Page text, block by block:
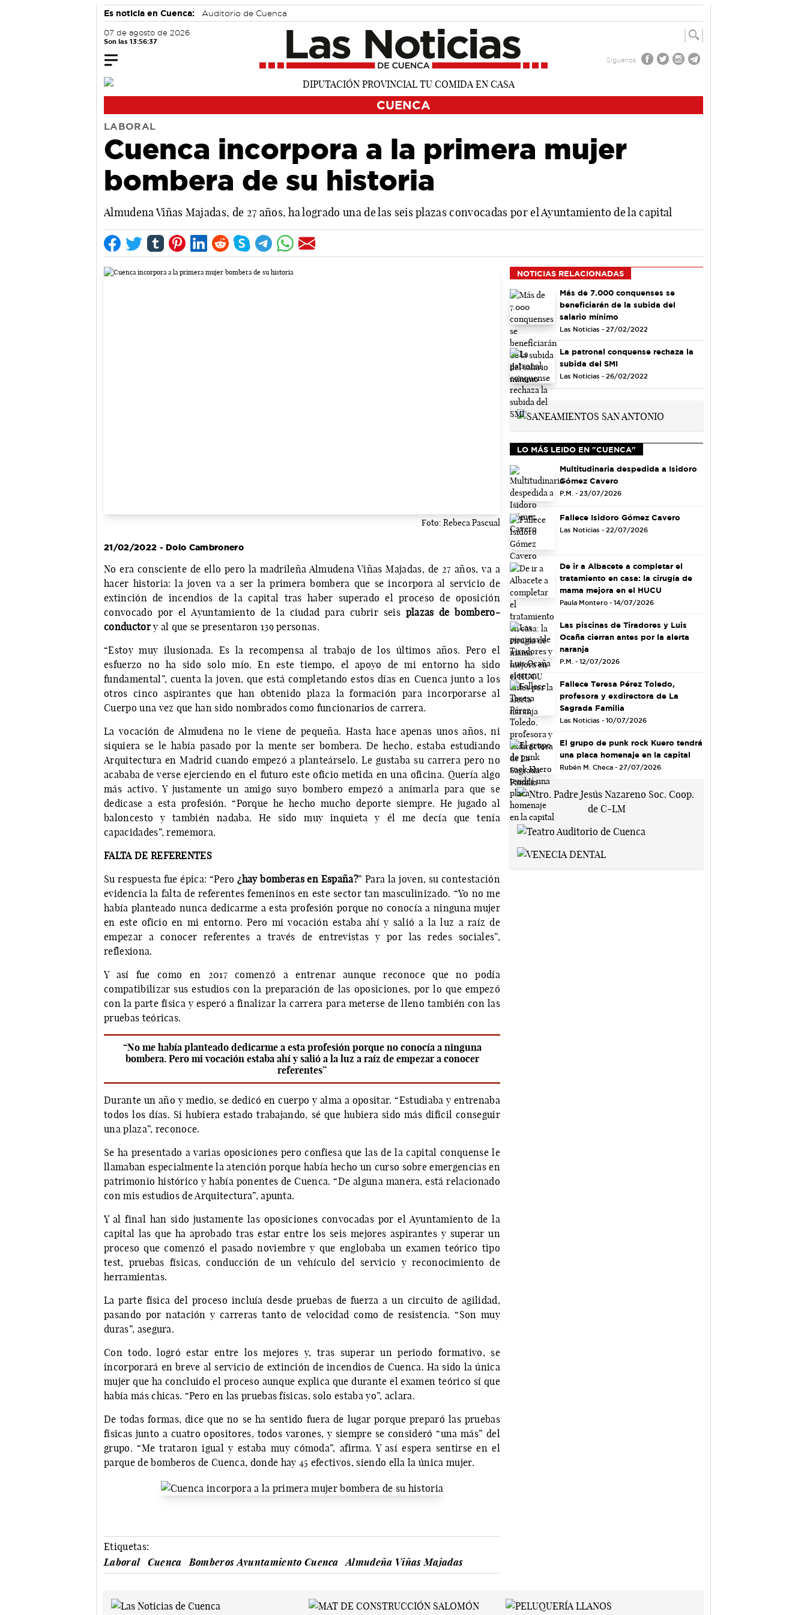
Es noticia en Cuenca: Auditorio de Cuenca
07 de agosto de 2026
Son las 13:56:38
Síguenos
CUENCA
LABORAL
Cuenca incorpora a la primera mujer
bombera de su historia
Almudena Viñas Majadas, de 27 años, ha logrado una de las seis plazas convocadas por el Ayuntamiento de la capital
Foto: Rebeca Pascual
21/02/2022 - Dolo Cambronero
No era consciente de ello pero la madrileña Almudena Viñas Majadas, de 27 años, va a
hacer historia: la joven va a ser la primera bombera que se incorpora al servicio de
extinción de incendios de la capital tras haber superado el proceso de oposición
convocado por el Ayuntamiento de la ciudad para cubrir seis plazas de bombero-
conductory al que se presentaron 139 personas.
“Estoy muy ilusionada. Es la recompensa al trabajo de los últimos años. Pero el
esfuerzo no ha sido solo mío. En este tiempo, el apoyo de mi entorno ha sido
fundamental”, cuenta la joven, que está completando estos días en Cuenca junto a los
otros cinco aspirantes que han obtenido plaza la formación para incorporarse al
Cuerpo una vez que han sido nombrados como funcionarios de carrera.
La vocación de Almudena no le viene de pequeña. Hasta hace apenas unos años, ni
siquiera se le había pasado por la mente ser bombera. De hecho, estaba estudiando
Arquitectura en Madrid cuando empezó a planteárselo. Le gustaba su carrera pero no
acababa de verse ejerciendo en el futuro este oficio metida en una oficina. Quería algo
más activo. Y justamente un amigo suyo bombero empezó a animarla para que se
dedicase a esta profesión. “Porque he hecho mucho deporte siempre. He jugado al
baloncesto y también nadaba. He sido muy inquieta y él me decía que tenía
capacidades”, rememora.
FALTA DE REFERENTES
Su respuesta fue épica: “Pero¿hay bomberas en España?” Para la joven, su contestación
evidencia la falta de referentes femeninos en este sector tan masculinizado. “Yo no me
había planteado nunca dedicarme a esta profesión porque no conocía a ninguna mujer
en este oficio en mi entorno. Pero mi vocación estaba ahí y salió a la luz a raíz de
empezar a conocer referentes a través de entrevistas y por las redes sociales”,
reflexiona.
Y así fue como en 2017 comenzó a entrenar aunque reconoce que no podía
compatibilizar sus estudios con la preparación de las oposiciones, por lo que empezó
con la parte física y esperó a finalizar la carrera para meterse de lleno también con las
pruebas teóricas.
“No me había planteado dedicarme a esta profesión porque no conocía a ninguna
bombera. Pero mi vocación estaba ahí y salió a la luz a raíz de empezar a conocer
referentes”
Durante un año y medio, se dedicó en cuerpo y alma a opositar. “Estudiaba y entrenaba
todos los días. Si hubiera estado trabajando, sé que hubiera sido más difícil conseguir
una plaza”, reconoce.
Se ha presentado a varias oposiciones pero confiesa que las de la capital conquense le
llamaban especialmente la atención porque había hecho un curso sobre emergencias en
patrimonio histórico y había ponentes de Cuenca. “De alguna manera, está relacionado
con mis estudios de Arquitectura”, apunta.
Y al final han sido justamente las oposiciones convocadas por el Ayuntamiento de la
capital las que ha aprobado tras estar entre los seis mejores aspirantes y superar un
proceso que comenzó el pasado noviembre y que englobaba un examen teórico tipo
test, pruebas físicas, conducción de un vehículo del servicio y reconocimiento de
herramientas.
La parte física del proceso incluía desde pruebas de fuerza a un circuito de agilidad,
pasando por natación y carreras tanto de velocidad como de resistencia. “Son muy
duras”, asegura.
Con todo, logró estar entre los mejores y, tras superar un periodo formativo, se
incorporará en breve al servicio de extinción de incendios de Cuenca. Ha sido la única
mujer que ha concluido el proceso aunque explica que durante el examen teórico sí que
había más chicas. “Pero en las pruebas físicas, solo estaba yo”, aclara.
De todas formas, dice que no se ha sentido fuera de lugar porque preparó las pruebas
físicas junto a cuatro opositores, todos varones, y siempre se consideró “una más” del
grupo. “Me trataron igual y estaba muy cómoda”, afirma. Y así espera sentirse en el
parque de bomberos de Cuenca, donde hay 45 efectivos, siendo ella la única mujer.
Etiquetas:
Laboral
Cuenca Bomberos Ayuntamiento Cuenca Almudeña Viñas Majadas
NOTICIAS RELACIONADAS
Más de 7.000 conquenses se
beneficiarán de la subida del
salario mínimo
Las Noticias - 27/02/2022
La patronal conquense rechaza la
subida del SMI
Las Noticias - 26/02/2022
LO MÁS LEIDO EN "CUENCA"
Multitudinaria despedida a Isidoro
Gómez Cavero
P.M. - 23/07/2026
Fallece Isidoro Gómez Cavero
Las Noticias - 22/07/2026
De ir a Albacete a completar el
tratamiento en casa: la cirugía de
mama mejora en el HUCU
Paula Montero - 14/07/2026
Las piscinas de Tiradores y Luis
Ocaña cierran antes por la alerta
naranja
P.M. - 12/07/2026
Fallece Teresa Pérez Toledo,
profesora y exdirectora de La
Sagrada Familia
Las Noticias - 10/07/2026
El grupo de punk rock Kuero tendrá
una placa homenaje en la capital
Rubén M. Checa - 27/07/2026